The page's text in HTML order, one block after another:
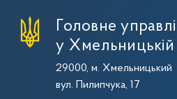
Головне
у Хмельницькій
29000, м. Хмельницький
вул. Пилипчука, 17